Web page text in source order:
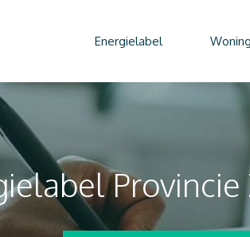
Energielabel Woning